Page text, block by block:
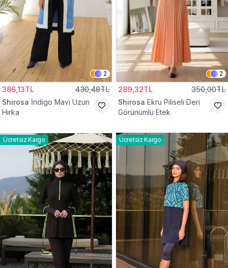
2
386,13TL 430,48TL
Shirosa İndigo Mavi Uzun
Hırka
2
289,32TL 350,00TL
Shirosa Ekru Piliseli Deri
Görünümlü Etek
Ücretsiz Kargo Ücretsiz Kargo